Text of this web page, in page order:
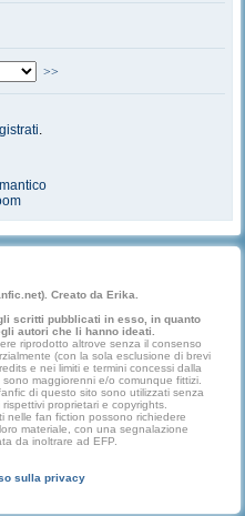
>>
.
Creato da Erika.
scritti pubblicati in esso, in quanto
autori che li hanno ideati.
riprodotto altrove senza il consenso
(con la sola esclusione di brevi
e nei limiti e termini concessi dalla
maggiorenni e/o comunque fittizi.
di questo sito sono utilizzati senza
proprietari e copyrights.
nelle fan fiction possono richiedere
materiale, con una segnalazione
da inoltrare ad EFP.
sulla privacy